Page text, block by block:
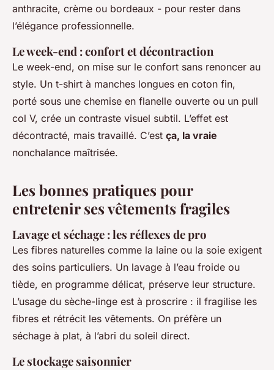
anthracite, crème ou bordeaux - pour rester dans
l’élégance professionnelle.
Le week-end : confort et décontraction
Le week-end, on mise sur le confort sans renoncer au
style. Un t-shirt à manches longues en coton fin,
porté sous une chemise en flanelle ouverte ou un pull
col V, crée un contraste visuel subtil. L’effet est
décontracté, mais travaillé. C’est ça, la vraie
nonchalance maîtrisée.
Les bonnes pratiques pour
entretenir ses vêtements fragiles
Lavage et séchage : les réflexes de pro
Les fibres naturelles comme la laine ou la soie exigent
des soins particuliers. Un lavage à l’eau froide ou
tiède, en programme délicat, préserve leur structure.
L’usage du sèche-linge est à proscrire : il fragilise les
fibres et rétrécit les vêtements. On préfère un
séchage à plat, à l’abri du soleil direct.
Le stockage saisonnier